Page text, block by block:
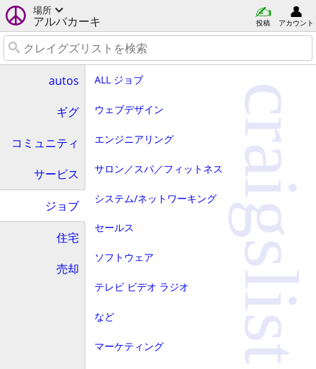
場所
アルバカーキ 投稿 アカウント
autos
ギグ
コミュニティ
サービス
ジョブ
住宅
売却
ALL ジョブ
ウェブデザイン
エンジニアリング
サロン／スパ／フィットネス
システム/ネットワーキング
セールス
ソフトウェア
テレビ ビデオ ラジオ
など
マーケティング craigslist